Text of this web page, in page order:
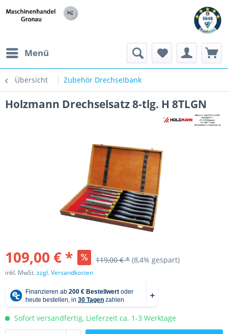
Menü
Übersicht Zubehör Drechselbank
Holzmann Drechselsatz 8-tlg. H 8TLGN
109,00 € * 119,00 € * (8,4% gespart)
inkl. MwSt.zzgl. Versandkosten
Sofort versandfertig, Lieferzeit ca. 1-3 Werktage